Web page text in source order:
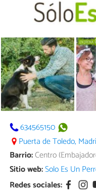
634565150
Puerta de Toledo,
Barrio:Centro
Sitio web:Solo Es Un
Redes sociales: